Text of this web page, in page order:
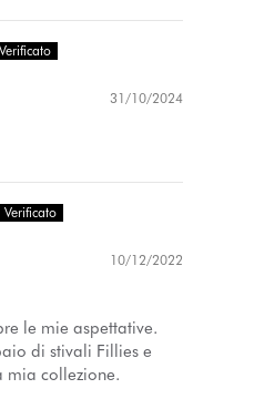
31/10/2024
10/12/2022
le mie aspettative.
di stivali Fillies e
mia collezione.